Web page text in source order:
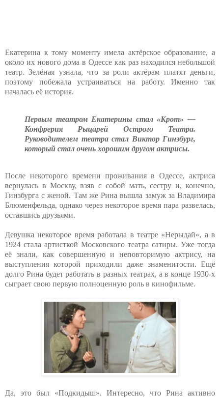
Екатерина к тому моменту имела актёрское образование, а
около их нового дома в Одессе как раз находился небольшой
театр. Зелёная узнала, что за роли актёрам платят деньги,
поэтому побежала устраиваться на работу. Именно так
началась её история.
Первым театром Екатерины стал «Крот» —
Конфрерия Рыцарей Острого Театра.
Руководителем театра стал Виктор Гинзбург,
который стал очень хорошим другом актрисы.
После некоторого времени проживания в Одессе, актриса
вернулась в Москву, взяв с собой мать, сестру и, конечно,
Гинзбурга с женой. Там же Рина вышла замуж за Владимира
Блюменфельда, однако через некоторое время пара развелась,
оставшись друзьями.
Девушка некоторое время работала в театре «Нерыдай», а в
1924 стала артисткой Московского театра сатиры. Уже тогда
её знали, как совершенную и неповторимую актрису, на
выступления которой приходили даже знаменитости. Ещё
долго Рина будет работать в разных театрах, а в конце 1930-х
сыграет свою первую полноценную роль в кинофильме.
Да, это был «Подкидыш». Интересно, что Рина активно